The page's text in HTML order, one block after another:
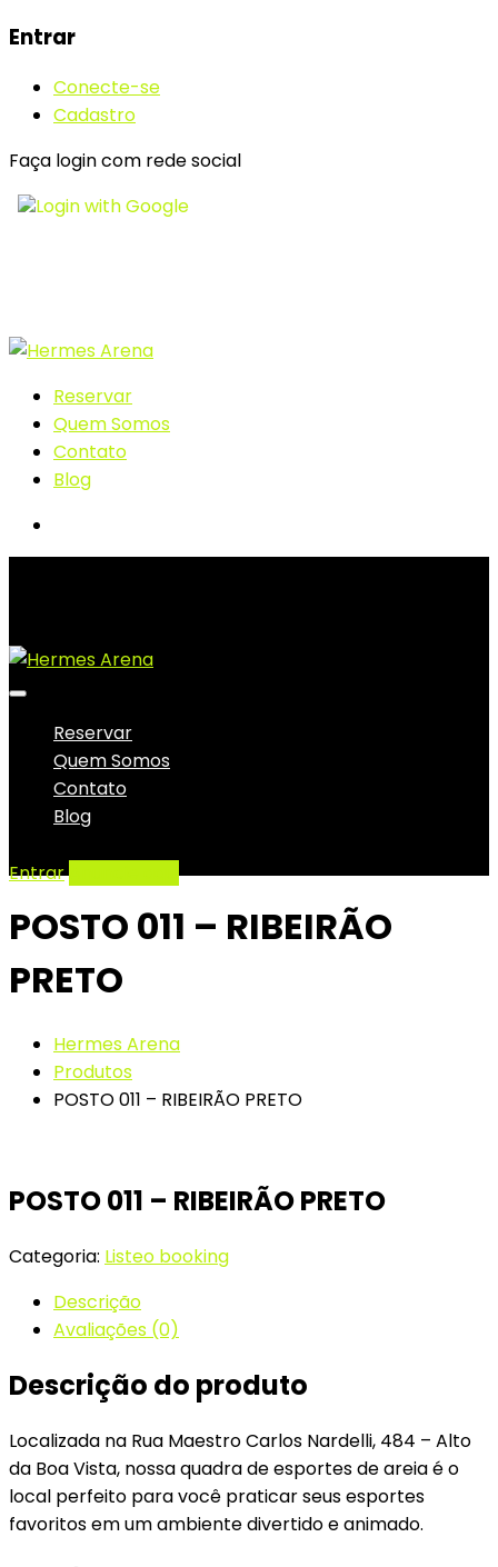
Entrar
Conecte-se
Cadastro
Faça login com rede social
Login with Google
Reservar
Quem Somos
Contato
Blog
Reservar
Quem Somos
Contato
Blog
Entrar
POSTO 011 – RIBEIRÃO
PRETO
Hermes Arena
Produtos
POSTO 011 – RIBEIRÃO PRETO
POSTO 011 – RIBEIRÃO PRETO
Categoria: Listeo booking
Descrição
Avaliações (0)
Descrição do produto
Localizada na Rua Maestro Carlos Nardelli, 484 – Alto
da Boa Vista, nossa quadra de esportes de areia é o
local perfeito para você praticar seus esportes
favoritos em um ambiente divertido e animado.